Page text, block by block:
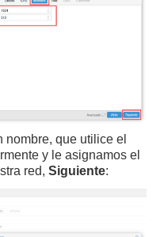
nombre, que utilice el
y le asignamos el
red,Siguiente: